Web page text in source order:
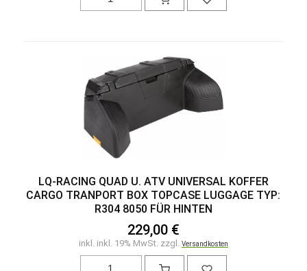
LQ-RACING QUAD U. ATV UNIVERSAL KOFFER
CARGO TRANPORT BOX TOPCASE LUGGAGE TYP:
R304 8050 FÜR HINTEN
229,00 €
inkl. inkl. 19% MwSt. zzgl. Versandkosten